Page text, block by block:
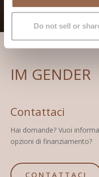
Do not sell or
IM GENDER
Contattaci
Hai domande? Vuoi
opzioni di finanziamento?
CONTATTACI